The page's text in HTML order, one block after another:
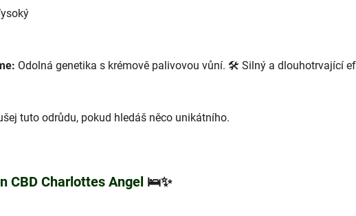
Odolná genetika s krémově palivovou vůní. 🛠️ Silný a dlouhotrvající
tuto odrůdu, pokud hledáš něco unikátního.
CBD Charlottes Angel 🛌✨